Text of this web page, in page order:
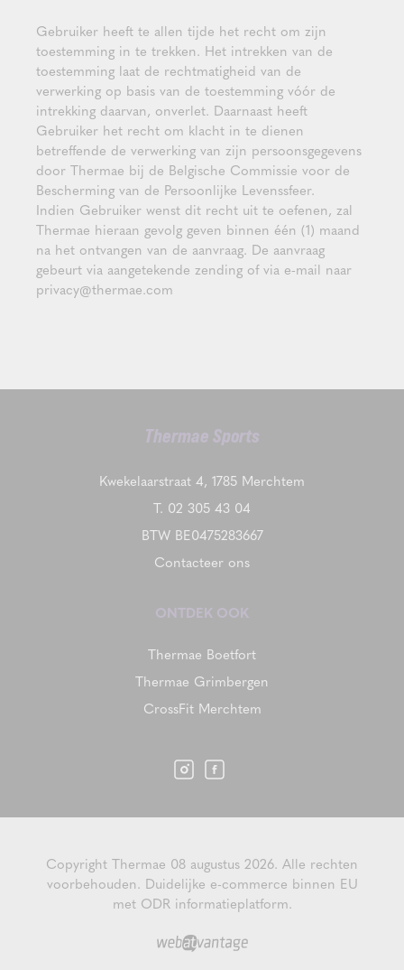
Gebruiker heeft te allen tijde het recht om zijn
toestemming in te trekken. Het intrekken van de
toestemming laat de rechtmatigheid van de
verwerking op basis van de toestemming vóór de
intrekking daarvan, onverlet. Daarnaast heeft
Gebruiker het recht om klacht in te dienen
betreffende de verwerking van zijn persoonsgegevens
door Thermae bij de Belgische Commissie voor de
Bescherming van de Persoonlijke Levenssfeer.
Indien Gebruiker wenst dit recht uit te oefenen, zal
Thermae hieraan gevolg geven binnen één (1) maand
na het ontvangen van de aanvraag. De aanvraag
gebeurt via aangetekende zending of via e-mail naar
privacy@thermae.com
Thermae Sports
Kwekelaarstraat 4, 1785 Merchtem
T. 02 305 43 04
BTW BE0475283667
Contacteer ons
ONTDEK OOK
Thermae Boetfort
Thermae Grimbergen
CrossFit Merchtem
Copyright Thermae 08 augustus 2026. Alle rechten
voorbehouden. Duidelijke e-commerce binnen EU
met ODR informatieplatform.